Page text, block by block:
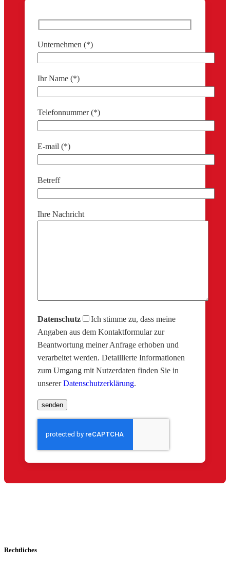
Unternehmen (*)
Ihr Name (*)
Telefonnummer (*)
E-mail (*)
Betreff
Ihre Nachricht
Datenschutz
Ich stimme zu, dass meine
Angaben aus dem Kontaktformular zur
Beantwortung meiner Anfrage erhoben und
verarbeitet werden. Detaillierte Informationen
zum Umgang mit Nutzerdaten finden Sie in
unsererDatenschutzerklärung.
Rechtliches